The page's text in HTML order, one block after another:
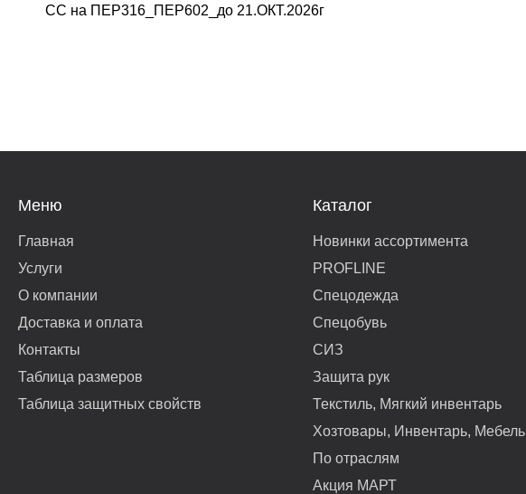
СС на ПЕР316_ПЕР602_до 21.ОКТ.2026г
Меню
Главная
Услуги
О компании
Доставка и оплата
Контакты
Таблица размеров
Таблица защитных свойств
Каталог
Новинки ассортимента
PROFLINE
Спецодежда
Спецобувь
СИЗ
Защита рук
Текстиль, Мягкий инвентарь
Хозтовары, Инвентарь, Мебель
По отраслям
Акция МАРТ